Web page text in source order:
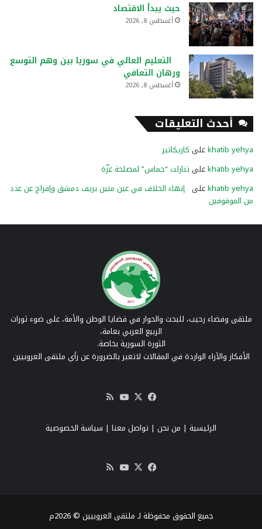
حيث يبدأ الاقتصاد
أغسطس 8, 2026
التعليم العالي في سوريا بين وهم التوسع
ورهان التعافي
أغسطس 8, 2026
أحدث التعليقات
khatib yehyaعلى كاريكاتير
khatib yehyaعلى تنازلت “حماس” لمصلحة غزّة
khatib yehyaعلى إنهاء الخلاف في عين منين بريف دمشق وإفراج عن عدد
من الموقوفين
ملتقى وفضاء رحيب، للبحث والحوار في قضايا الوطن والأمة، على ضوء ثورات
الربيع العربي بعامة،
الثورة السورية بخاصة.
الأفكار والآراء الواردة في المقالات لاتعبر بالضرورة عن رأي ملتقى العروبيين
فيسبوك
‫X
‫YouTube
RSS
الرئيسية | من نحن | تواصل معنا | سياسة الخصوصية
فيسبوك
‫X
‫YouTube
جميع الحقوق محفوظة لـ ملتقى العروبيين © 2026م